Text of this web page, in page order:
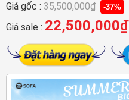
PHÒNG KHÁCH
LIÊN HỆ
Giá gốc : 35,500,000₫ -37%
Giá sale : 22,500,000₫